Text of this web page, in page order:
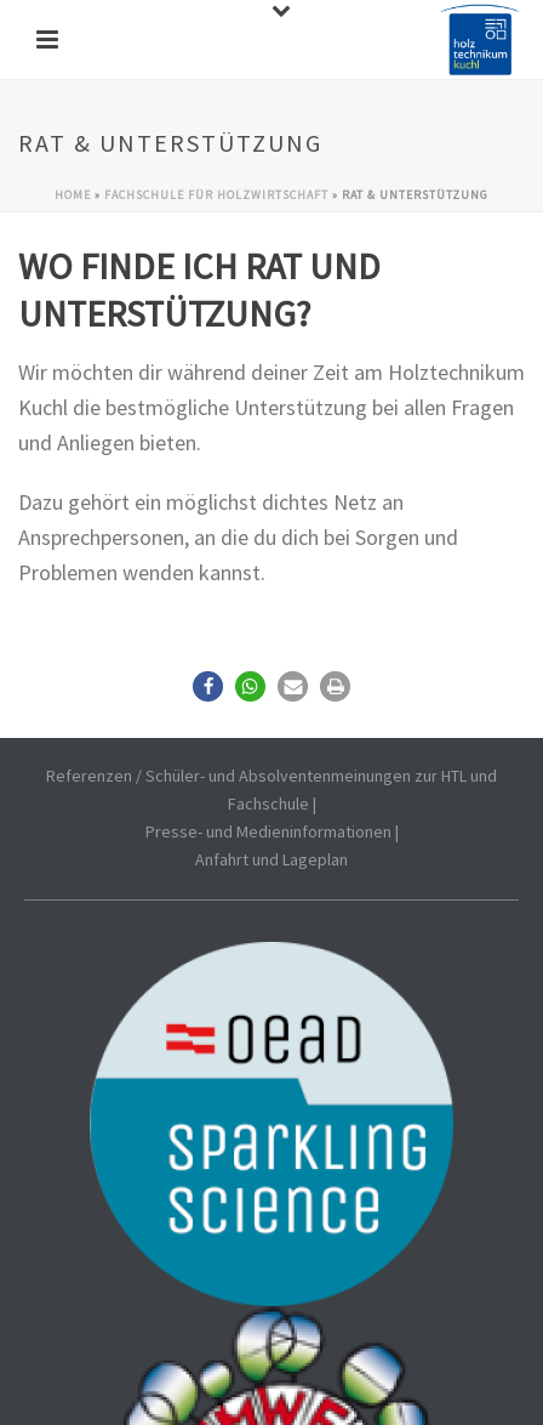
RAT & UNTERSTÜTZUNG
HOME » FACHSCHULE FÜR HOLZWIRTSCHAFT » RAT & UNTERSTÜTZUNG
WO FINDE ICH RAT UND
UNTERSTÜTZUNG?
Wir möchten dir während deiner Zeit am Holztechnikum
Kuchl die bestmögliche Unterstützung bei allen Fragen
und Anliegen bieten.
Dazu gehört ein möglichst dichtes Netz an
Ansprechpersonen, an die du dich bei Sorgen und
Problemen wenden kannst.
Referenzen / Schüler- und Absolventenmeinungen zur HTL und
Fachschule |
Presse- und Medieninformationen |
Anfahrt und Lageplan